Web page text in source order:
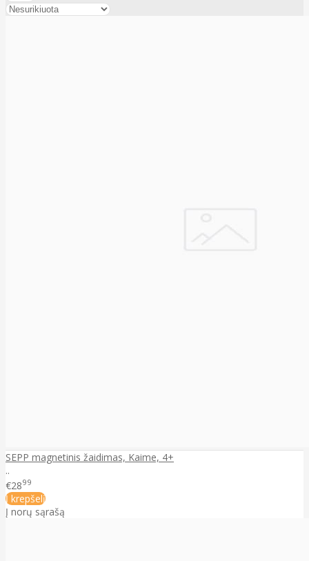
SEPP magnetinis žaidimas, Kaime, 4+
..
€2899
Į krepšelį
Į norų sąrašą